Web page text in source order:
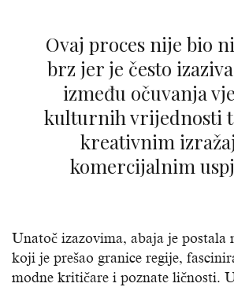
Ovaj proces nije bio ni lagan ni
brz jer je često
između očuvanja
kulturnih vrijednosti
kreativnim
komercijalnim
Unatoč izazovima, abaja je postala
koji je prešao granice regije,
modne kritičare i poznate ličnosti.